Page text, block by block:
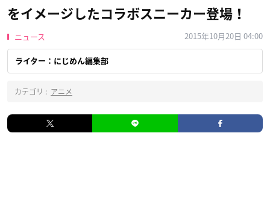
をイメージしたコラボスニーカー登場！
ニュース 2015年10月20日 04:00
ライター：にじめん編集部
カテゴリ : アニメ